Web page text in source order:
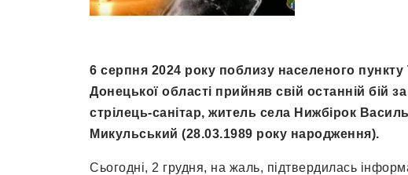
6 серпня 2024 року поблизу населеного
Донецької області прийняв свій останній бій
стрілець-санітар, житель села Нижбірок
Микульський (28.03.1989 року народження).
Сьогодні, 2 грудня, на жаль, підтвердилась